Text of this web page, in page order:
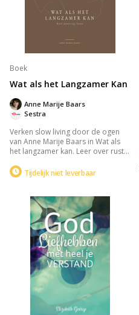
Boek
Wat als het Langzamer Kan
Sestra
Anne Marije Baars
Verken slow living door de ogen
van Anne Marije Baars in Wat als
het langzamer kan. Leer over rust
flexibel omgaan met
veranderingen en loslaten. Het
hart met prachtige foto's die
aanwezig leven illustreren.
Tijdelijk niet leverbaar